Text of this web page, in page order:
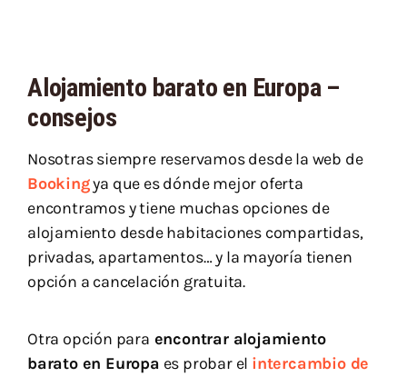
Alojamiento barato en Europa –
consejos
Nosotras siempre reservamos desde la web de
Bookingya que es dónde mejor oferta
encontramos y tiene muchas opciones de
alojamiento desde habitaciones compartidas,
privadas, apartamentos… y la mayoría tienen
opción a cancelación gratuita.
Otra opción para encontrar alojamiento
barato en Europa es probar el intercambio de